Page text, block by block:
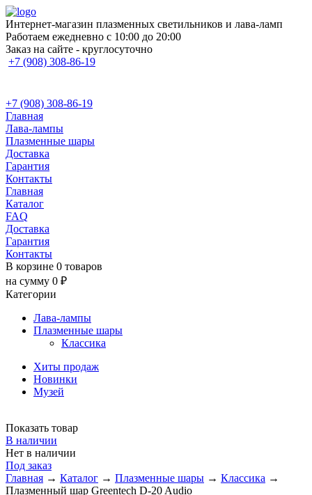
Интернет-магазин плазменных светильников и лава-ламп
Работаем ежедневно с 10:00 до 20:00
Заказ на сайте - круглосуточно
+7 (908) 308-86-19
+7 (908) 308-86-19
Главная
Лава-лампы
Плазменные шары
Доставка
Гарантия
Контакты
Главная
Каталог
FAQ
Доставка
Гарантия
Контакты
В корзине 0 товаров
на сумму 0 ₽
Категории
Лава-лампы
Плазменные шары
Классика
Хиты продаж
Новинки
Музей
Показать товар
В наличии
Нет в наличии
Под заказ
Главная → Каталог → Плазменные шары → Классика →
Плазменный шар Greentech D-20 Audio